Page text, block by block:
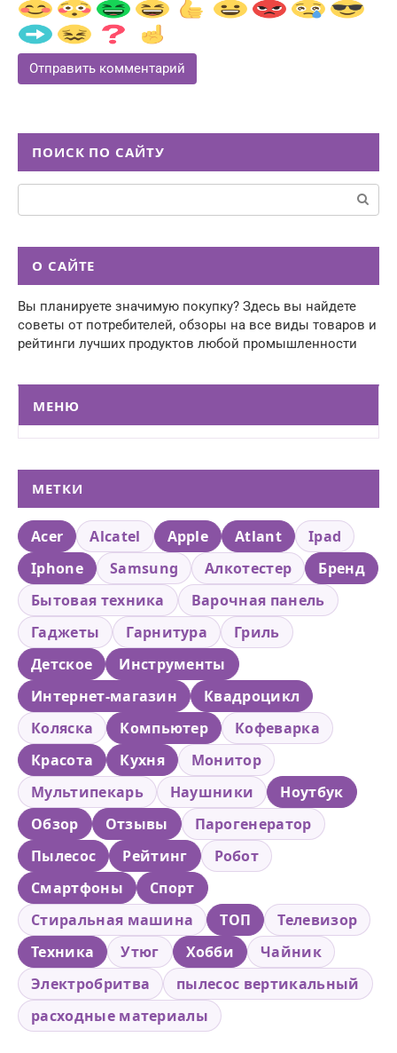
ПОИСК ПО САЙТУ
Поиск:
О САЙТЕ
Вы планируете значимую покупку? Здесь вы найдете
советы от потребителей, обзоры на все виды товаров и
рейтинги лучших продуктов любой промышленности
МЕНЮ
МЕТКИ
Acer Alcatel Apple Atlant
Ipad
Iphone
Samsung Алкотестер
Бренд
Бытовая техника
Варочная панель
Гаджеты
Гарнитура
Гриль
Детское
Инструменты
Интернет-магазин
Квадроцикл
Коляска
Компьютер
Кофеварка
Красота
Кухня
Монитор
Мультипекарь
Наушники
Ноутбук
Обзор
Отзывы
Парогенератор
Пылесос
Рейтинг
Робот
Смартфоны
Спорт
Стиральная машина
ТОП
Телевизор
Техника
Утюг Хобби
Чайник
Электробритва
пылесос вертикальный
расходные материалы